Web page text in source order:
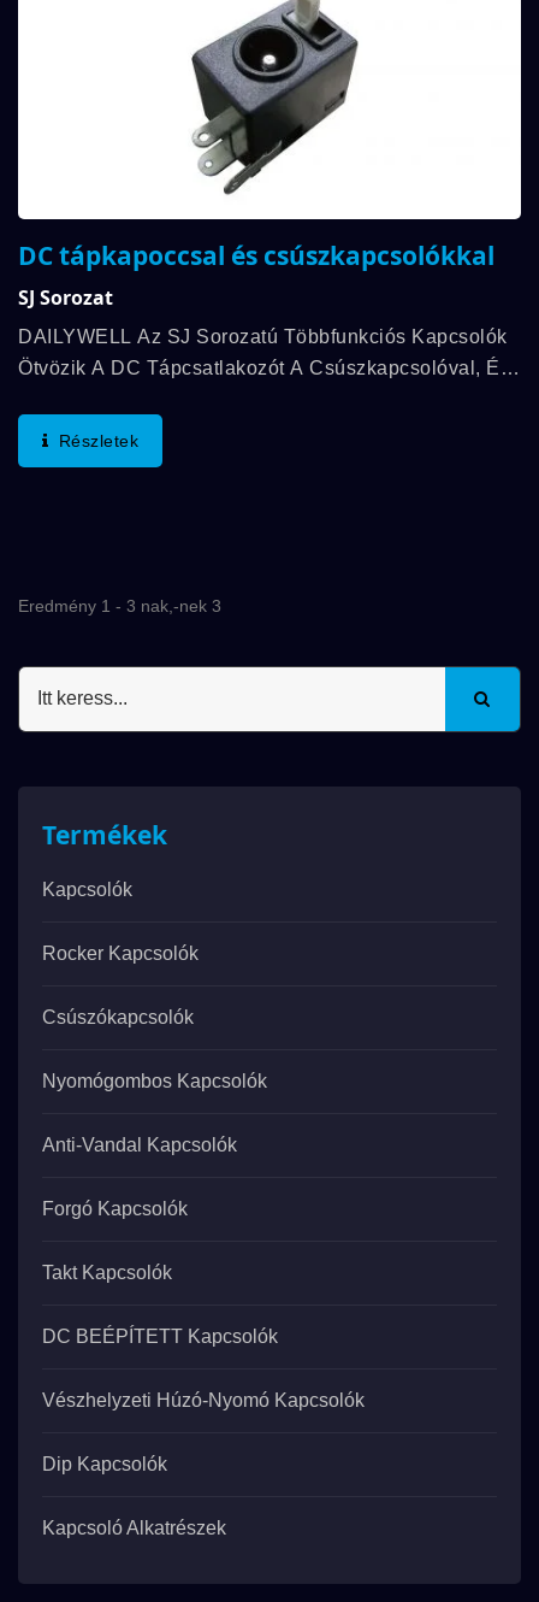
DC tápkapoccsal és csúszkapcsolókkal
SJ Sorozat
DAILYWELL Az SJ Sorozatú Többfunkciós Kapcsolók
Ötvözik A DC Tápcsatlakozót A Csúszkapcsolóval, És
Ezenkívül Az Elektromos Besorolás Akár...
Részletek
Eredmény 1 - 3 nak,-nek 3
Termékek
Kapcsolók
Rocker Kapcsolók
Csúszókapcsolók
Nyomógombos Kapcsolók
Anti-Vandal Kapcsolók
Forgó Kapcsolók
Takt Kapcsolók
DC BEÉPÍTETT Kapcsolók
Vészhelyzeti Húzó-Nyomó Kapcsolók
Dip Kapcsolók
Kapcsoló Alkatrészek